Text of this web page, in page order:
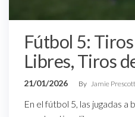
Fútbol 5:
Libres, Tiros
21/01/2026 By Jamie Prescott
En el fútbol 5, las jugadas a